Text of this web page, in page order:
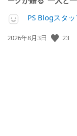
PS Blogスタッ
公
2026年8月3日 23